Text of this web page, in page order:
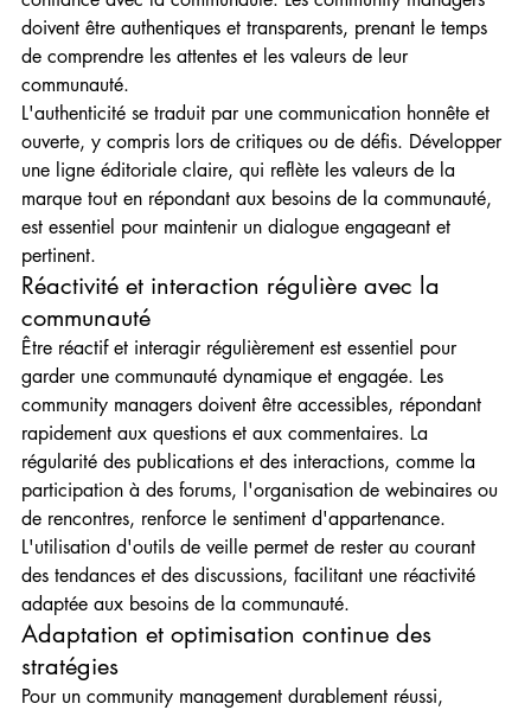
doivent être authentiques et transparents, prenant le temps
de comprendre les attentes et les valeurs de leur
communauté.
L'authenticité se traduit par une communication honnête et
ouverte, y compris lors de critiques ou de défis. Développer
une ligne éditoriale claire, qui reflète les valeurs de la
marque tout en répondant aux besoins de la communauté,
est essentiel pour maintenir un dialogue engageant et
pertinent.
Réactivité et interaction régulière avec la
communauté
Être réactif et interagir régulièrement est essentiel pour
garder une communauté dynamique et engagée. Les
community managers doivent être accessibles, répondant
rapidement aux questions et aux commentaires. La
régularité des publications et des interactions, comme la
participation à des forums, l'organisation de webinaires ou
de rencontres, renforce le sentiment d'appartenance.
L'utilisation d'outils de veille permet de rester au courant
des tendances et des discussions, facilitant une réactivité
adaptée aux besoins de la communauté.
Adaptation et optimisation continue des
stratégies
Pour un community management durablement réussi,